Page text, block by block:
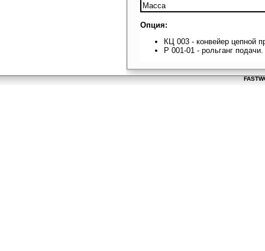
Масса
Опция:
КЦ 003 - конвейер цепной
Р 001-01 - рольганг подачи.